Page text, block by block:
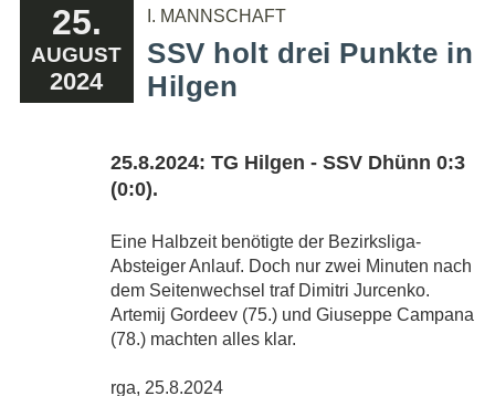
25.
AUGUST
2024
I. MANNSCHAFT
SSV holt drei Punkte in
Hilgen
25.8.2024: TG Hilgen - SSV Dhünn 0:3
(0:0).
Eine Halbzeit benötigte der Bezirksliga-
Absteiger Anlauf. Doch nur zwei Minuten nach
dem Seitenwechsel traf Dimitri Jurcenko.
Artemij Gordeev (75.) und Giuseppe Campana
(78.) machten alles klar.
rga, 25.8.2024